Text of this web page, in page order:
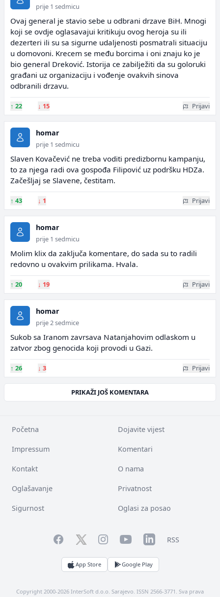
prije 1 sedmicu
Ovaj general je stavio sebe u odbrani drzave BiH. Mnogi
koji se ovdje oglasavajui kritikuju ovog heroja su ili
dezerteri ili su sa sigurne udaljenosti posmatrali situaciju
u domovoni. Krecem se među borcima i oni znaju ko je
bio general Dreković. Istorija ce zabilježiti da su goloruki
građani uz organizaciju i vođenje ovakvih sinova
odbranili drzavu.
↑ 22 ↓ 15 Prijavi
homar
prije 1 sedmicu
Slaven Kovačević ne treba voditi predizbornu kampanju,
to za njega radi ova gospođa Filipović uz podršku HDZa.
Začešljaj se Slavene, čestitam.
↑ 43 ↓ 1 Prijavi
homar
prije 1 sedmicu
Molim klix da zaključa komentare, do sada su to radili
redovno u ovakvim prilikama. Hvala.
↑ 20 ↓ 19 Prijavi
homar
prije 2 sedmice
Sukob sa Iranom zavrsava Natanjahovim odlaskom u
zatvor zbog genocida koji provodi u Gazi.
↑ 26 ↓ 3 Prijavi
PRIKAŽI JOŠ KOMENTARA
Početna Dojavite vijest
Impressum Komentari
Kontakt O nama
Oglašavanje Privatnost
Sigurnost Oglasi za posao
FacebookTwitterInstagramYouTubeLinkedInRSS
App Store Google Play
Copyright 2000-2026 InterSoft d.o.o. Sarajevo. ISSN 2566-3771. Sva prava